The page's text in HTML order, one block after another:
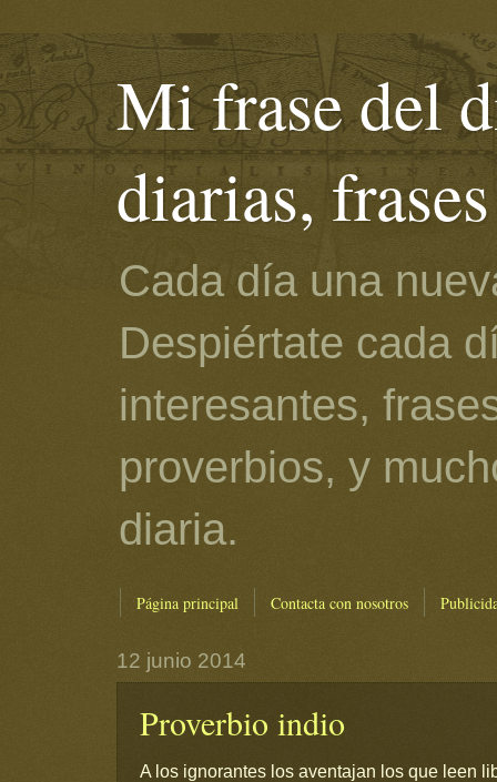
Mi frase del
diarias,
Cada día una
Despiértate cada
interesantes,
proverbios, y
diaria.
Página principal Contacta con nosotros
12 junio 2014
Proverbio indio
A los ignorantes los aventajan los que leen